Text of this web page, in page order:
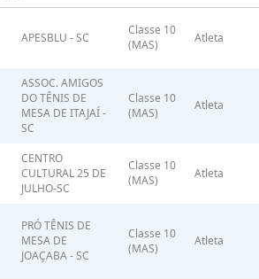
APESBLU - SC
Classe 10
(MAS)
Atleta
ASSOC. AMIGOS
DO TÊNIS DE
MESA DE ITAJAÍ -
SC
Classe 10
(MAS)
Atleta
CENTRO
CULTURAL 25 DE
JULHO-SC
Classe 10
(MAS)
Atleta
PRÓ TÊNIS DE
MESA DE
JOAÇABA - SC
Classe 10
(MAS)
Atleta